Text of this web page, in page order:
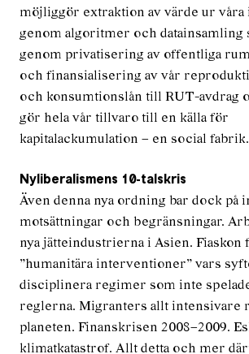
möjliggör extrak­tion av värde ur
genom algoritmer och datainsamling
genom privatisering av of­fentliga
och finansialise­ring av vår
och konsumtionslån till RUT-avdrag
gör hela vår tillvaro till en källa för
kapitalackumulation – en social fabrik.
Nyliberalismens 10-talskris
Även denna nya ordning bar dock på
motsättningar och begränsningar.
nya jätteindustrierna i Asien. Fiaskon
”humanitära interventioner” vars
disciplinera regimer som inte
reglerna. Migranters allt intensivare
planeten. Finanskrisen 2008–2009.
klimatkatastrof. Allt detta och mer